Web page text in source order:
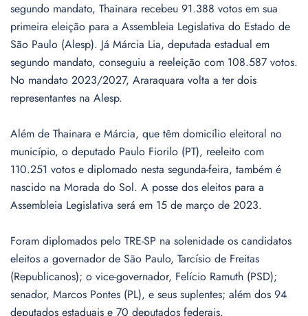
segundo mandato, Thainara recebeu 91.388 votos em sua
primeira eleição para a Assembleia Legislativa do Estado de
São Paulo (Alesp). Já Márcia Lia, deputada estadual em
segundo mandato, conseguiu a reeleição com 108.587 votos.
No mandato 2023/2027, Araraquara volta a ter dois
representantes na Alesp.
Além de Thainara e Márcia, que têm domicílio eleitoral no
município, o deputado Paulo Fiorilo (PT), reeleito com
110.251 votos e diplomado nesta segunda-feira, também é
nascido na Morada do Sol. A posse dos eleitos para a
Assembleia Legislativa será em 15 de março de 2023.
Foram diplomados pelo TRE-SP na solenidade os candidatos
eleitos a governador de São Paulo, Tarcísio de Freitas
(Republicanos); o vice-governador, Felício Ramuth (PSD);
senador, Marcos Pontes (PL), e seus suplentes; além dos 94
deputados estaduais e 70 deputados federais.